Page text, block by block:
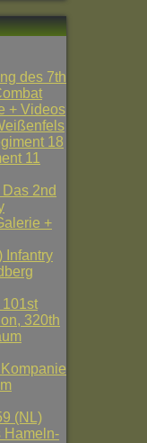
des 7th
+ Videos
18
11
2nd
+
Infantry
320th
(NL)
Hameln-